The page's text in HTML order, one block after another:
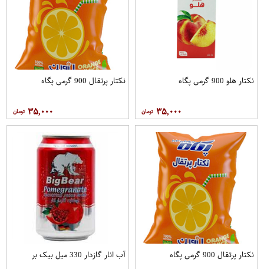
نکتار هلو 900 گرمی پگاه
۳۵,۰۰۰
نکتار پرتقال 900 گرمی پگاه
۳۵,۰۰۰
نکتار پرتقال 900 گرمی پگاه آب انار گازدار 330 میل بیک بر